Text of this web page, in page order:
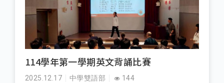
114學年第一學期英文背誦比賽
2025.12.17 中學雙語部 144